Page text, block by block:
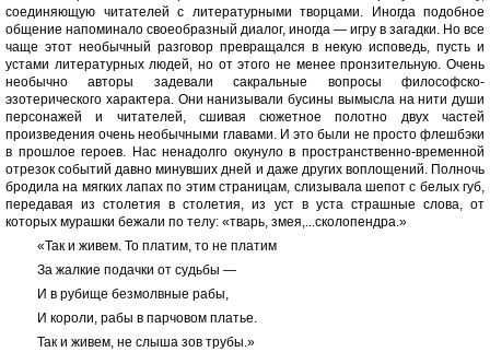
соединяющую читателей с литературными творцами. Иногда подобное
общение напоминало своеобразный диалог, иногда — игру в загадки. Но все
чаще этот необычный разговор превращался в некую исповедь, пусть и
устами литературных людей, но от этого не менее пронзительную. Очень
необычно авторы задевали сакральные вопросы философско-
эзотерического характера. Они нанизывали бусины вымысла на нити души
персонажей и читателей, сшивая сюжетное полотно двух частей
произведения очень необычными главами. И это были не просто флешбэки
в прошлое героев. Нас ненадолго окунуло в пространственно-временной
отрезок событий давно минувших дней и даже других воплощений. Полночь
бродила на мягких лапах по этим страницам, слизывала шепот с белых губ,
передавая из столетия в столетия, из уст в уста страшные слова, от
которых мурашки бежали по телу: «тварь, змея,...сколопендра.»
«Так и живем. То платим, то не платим
За жалкие подачки от судьбы —
И в рубище безмолвные рабы,
И короли, рабы в парчовом платье.
Так и живем, не слыша зов трубы.»